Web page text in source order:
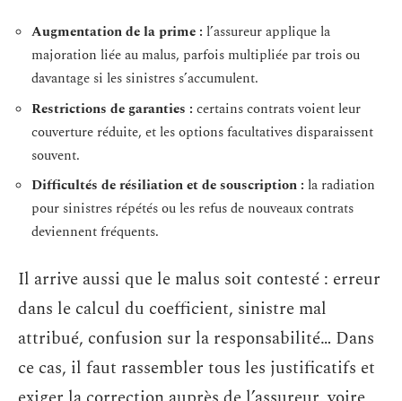
Augmentation de la prime : l’assureur applique la
majoration liée au malus, parfois multipliée par trois ou
davantage si les sinistres s’accumulent.
Restrictions de garanties : certains contrats voient leur
couverture réduite, et les options facultatives disparaissent
souvent.
Difficultés de résiliation et de souscription : la radiation
pour sinistres répétés ou les refus de nouveaux contrats
deviennent fréquents.
Il arrive aussi que le malus soit contesté : erreur
dans le calcul du coefficient, sinistre mal
attribué, confusion sur la responsabilité… Dans
ce cas, il faut rassembler tous les justificatifs et